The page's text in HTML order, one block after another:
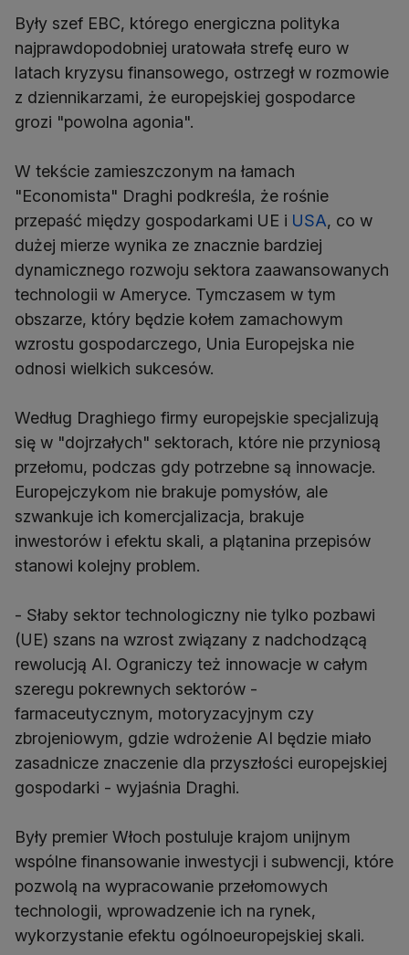
Były szef EBC, którego energiczna polityka
najprawdopodobniej uratowała strefę euro w
latach kryzysu finansowego, ostrzegł w rozmowie
z dziennikarzami, że europejskiej gospodarce
grozi "powolna agonia".
W tekście zamieszczonym na łamach
"Economista" Draghi podkreśla, że rośnie
przepaść między gospodarkami UE i USA, co w
dużej mierze wynika ze znacznie bardziej
dynamicznego rozwoju sektora zaawansowanych
technologii w Ameryce. Tymczasem w tym
obszarze, który będzie kołem zamachowym
wzrostu gospodarczego, Unia Europejska nie
odnosi wielkich sukcesów.
Według Draghiego firmy europejskie specjalizują
się w "dojrzałych" sektorach, które nie przyniosą
przełomu, podczas gdy potrzebne są innowacje.
Europejczykom nie brakuje pomysłów, ale
szwankuje ich komercjalizacja, brakuje
inwestorów i efektu skali, a plątanina przepisów
stanowi kolejny problem.
- Słaby sektor technologiczny nie tylko pozbawi
(UE) szans na wzrost związany z nadchodzącą
rewolucją AI. Ograniczy też innowacje w całym
szeregu pokrewnych sektorów -
farmaceutycznym, motoryzacyjnym czy
zbrojeniowym, gdzie wdrożenie AI będzie miało
zasadnicze znaczenie dla przyszłości europejskiej
gospodarki - wyjaśnia Draghi.
Były premier Włoch postuluje krajom unijnym
wspólne finansowanie inwestycji i subwencji, które
pozwolą na wypracowanie przełomowych
technologii, wprowadzenie ich na rynek,
wykorzystanie efektu ogólnoeuropejskiej skali.